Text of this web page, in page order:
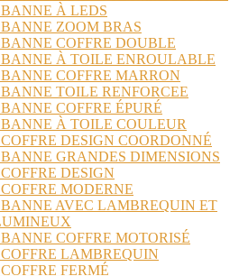
BANNE À LEDS
BANNE ZOOM BRAS
BANNE COFFRE DOUBLE
BANNE À TOILE ENROULABLE
BANNE COFFRE MARRON
TOILE RENFORCEE
COFFRE ÉPURÉ
BANNE À TOILE COULEUR
DESIGN COORDONNÉ
BANNE GRANDES DIMENSIONS
DESIGN
MODERNE
BANNE AVEC LAMBREQUIN ET
COFFRE MOTORISÉ
COFFRE LAMBREQUIN
FERMÉ